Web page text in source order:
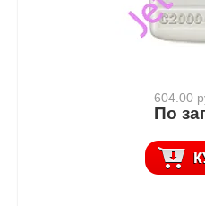
604.00
По